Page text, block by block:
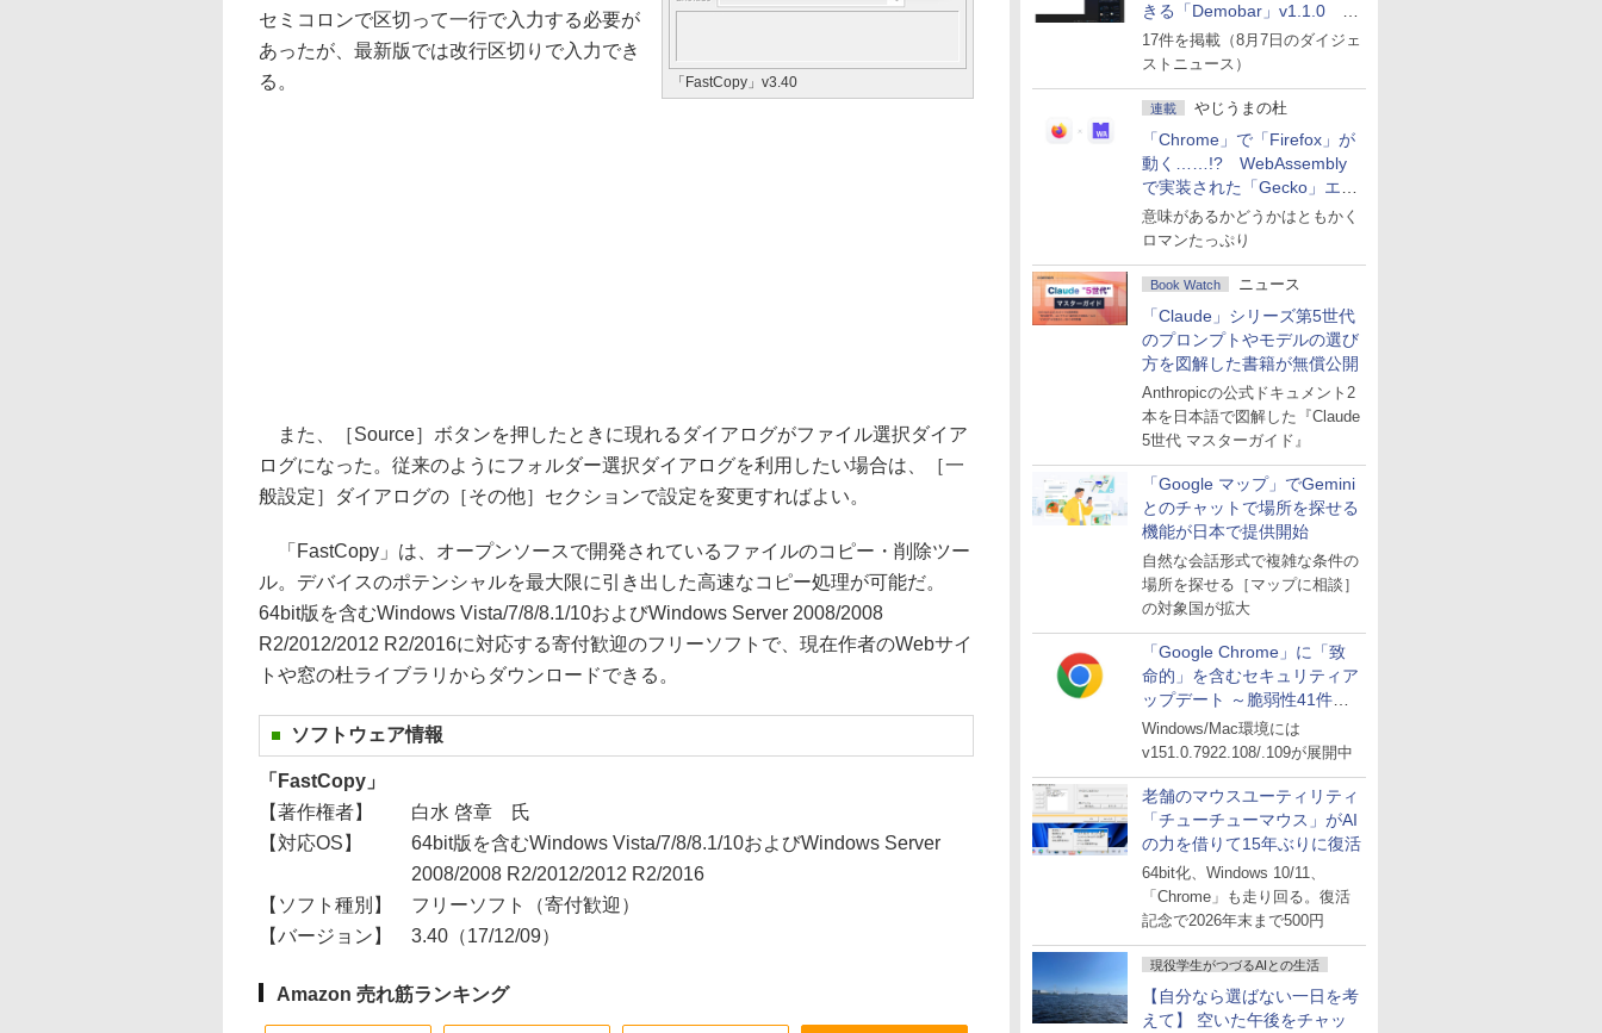
きる「Demobar」v1.1.0 ほ
か
17件を掲載（8月7日のダイジェ
ストニュース）
連載 やじうまの杜
「Chrome」で「Firefox」が
動く……!? WebAssembly
で実装された「Gecko」エン
ジン
意味があるかどうかはともかく
ロマンたっぷり
Book Watch ニュース
「Claude」シリーズ第5世代
のプロンプトやモデルの選び
方を図解した書籍が無償公開
Anthropicの公式ドキュメント2
本を日本語で図解した『Claude
5世代 マスターガイド』
「Google マップ」でGemini
とのチャットで場所を探せる
機能が日本で提供開始
自然な会話形式で複雑な条件の
場所を探せる［マップに相談］
の対象国が拡大
「Google Chrome」に「致
命的」を含むセキュリティア
ップデート ～脆弱性41件に
対処
Windows/Mac環境には
v151.0.7922.108/.109が展開中
老舗のマウスユーティリティ
「チューチューマウス」がAI
の力を借りて15年ぶりに復活
64bit化、Windows 10/11、
「Chrome」も走り回る。復活
記念で2026年末まで500円
現役学生がつづるAIとの生活
【自分なら選ばない一日を考
えて】 空いた午後をチャッ
「FastCopy」v3.40
セミコロンで区切って一行で入力する必要が
あったが、最新版では改行区切りで入力でき
る。
また、［Source］ボタンを押したときに現れるダイアログがファイル選択ダイア
ログになった。従来のようにフォルダー選択ダイアログを利用したい場合は、［一
般設定］ダイアログの［その他］セクションで設定を変更すればよい。
「FastCopy」は、オープンソースで開発されているファイルのコピー・削除ツー
ル。デバイスのポテンシャルを最大限に引き出した高速なコピー処理が可能だ。
64bit版を含むWindows Vista/7/8/8.1/10およびWindows Server 2008/2008
R2/2012/2012 R2/2016に対応する寄付歓迎のフリーソフトで、現在作者のWebサイ
トや窓の杜ライブラリからダウンロードできる。
ソフトウェア情報
「FastCopy」
【著作権者】
白水 啓章 氏
【対応OS】
64bit版を含むWindows Vista/7/8/8.1/10およびWindows Server
2008/2008 R2/2012/2012 R2/2016
【ソフト種別】
フリーソフト（寄付歓迎）
【バージョン】
3.40（17/12/09）
Amazon 売れ筋ランキング